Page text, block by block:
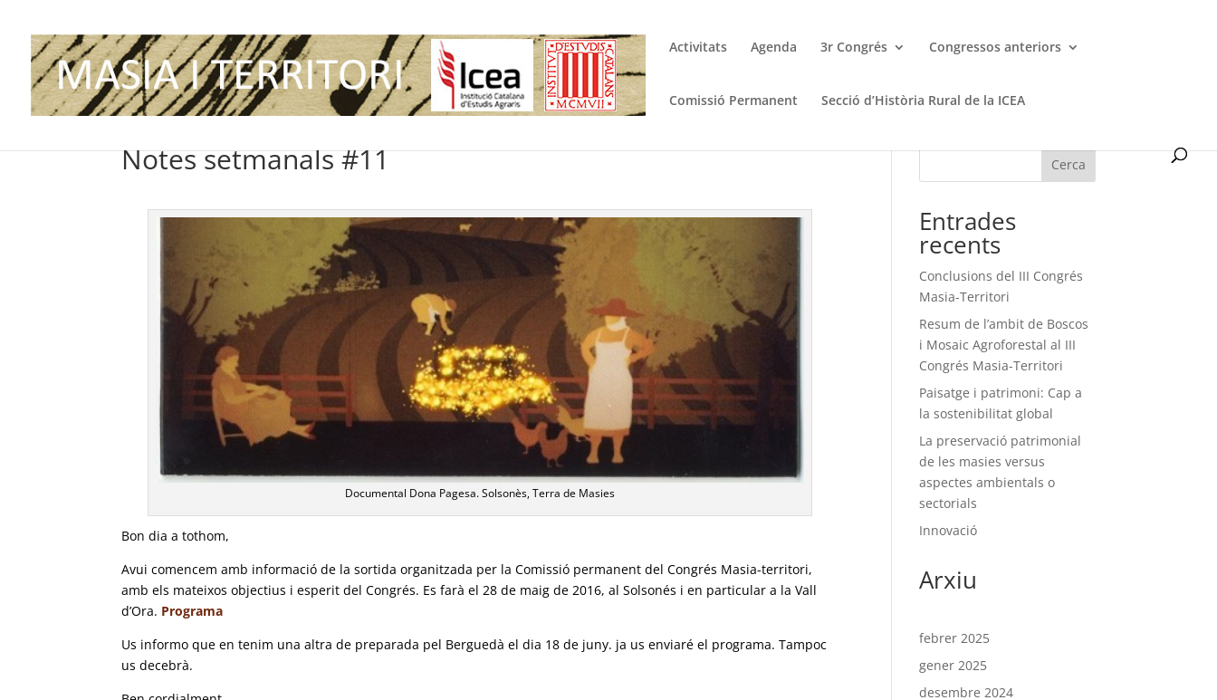
Activitats Agenda 3r Congrés Congressos anteriors
Comissió Permanent Secció d’Història Rural de la ICEA
Notes setmanals #11
Documental Dona Pagesa. Solsonès, Terra de Masies
Bon dia a tothom,
Avui comencem amb informació de la sortida organitzada per la Comissió permanent del Congrés Masia-territori,
amb els mateixos objectius i esperit del Congrés. Es farà el 28 de maig de 2016, al Solsonés i en particular a la Vall
d’Ora. Programa
Us informo que en tenim una altra de preparada pel Berguedà el dia 18 de juny. ja us enviaré el programa. Tampoc
us decebrà.
Cerca
Entrades
recents
Conclusions del III Congrés
Masia-Territori
Resum de l’ambit de Boscos
i Mosaic Agroforestal al III
Congrés Masia-Territori
Paisatge i patrimoni: Cap a
la sostenibilitat global
La preservació patrimonial
de les masies versus
aspectes ambientals o
sectorials
Innovació
Arxiu
febrer 2025
gener 2025
desembre 2024